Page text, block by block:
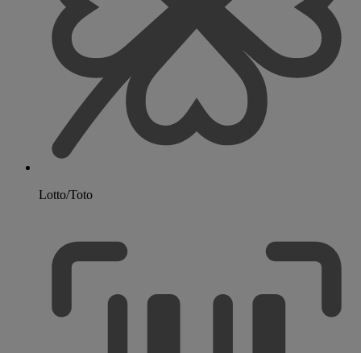
Lotto/Toto